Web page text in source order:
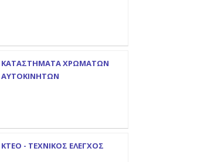
ΚΑΤΑΣΤΗΜΑΤΑ ΧΡΩΜΑΤΩΝ
ΑΥΤΟΚΙΝΗΤΩΝ
ΚΤΕΟ - ΤΕΧΝΙΚΟΣ ΕΛΕΓΧΟΣ